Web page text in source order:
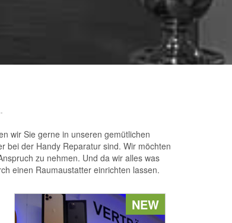
wir Sie gerne in unseren gemütlichen
bei der Handy Reparatur sind. Wir möchten
zu nehmen. Und da wir alles was
einen Raumaustatter einrichten lassen.
NEW